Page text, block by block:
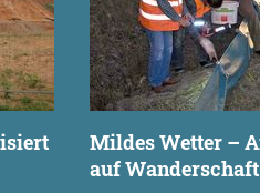
Mildes Wetter –
auf Wanderschaft